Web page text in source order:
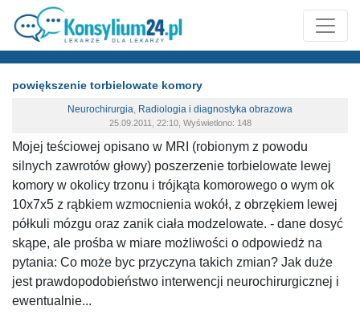
powiększenie torbielowate komory
Neurochirurgia, Radiologia i diagnostyka obrazowa
25.09.2011, 22:10, Wyświetlono: 148
Mojej teściowej opisano w MRI (robionym z powodu
silnych zawrotów głowy) poszerzenie torbielowate lewej
komory w okolicy trzonu i trójkąta komorowego o wym ok
10x7x5 z rąbkiem wzmocnienia wokół, z obrzękiem lewej
półkuli mózgu oraz zanik ciała modzelowate. - dane dosyć
skąpe, ale prośba w miare możliwości o odpowiedż na
pytania: Co może byc przyczyna takich zmian? Jak duże
jest prawdopodobieństwo interwencji neurochirurgicznej i
ewentualnie...